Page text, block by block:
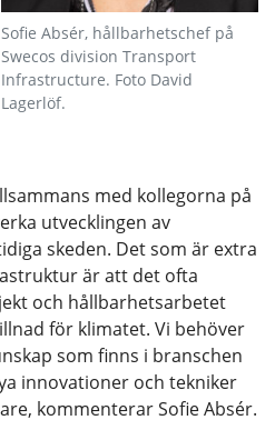
Sofie Absér, hållbarhetschef på
Swecos division Transport
Infrastructure. Foto David
Lagerlöf.
med kollegorna på
utvecklingen av
skeden. Det som är extra
är att det ofta
och hållbarhetsarbetet
för klimatet. Vi behöver
som finns i branschen
innovationer och tekniker
kommenterar Sofie Absér.